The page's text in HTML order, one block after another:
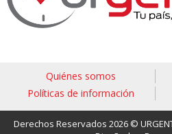
Quiénes somos
Políticas de información
Derechos Reservados 2026 ©